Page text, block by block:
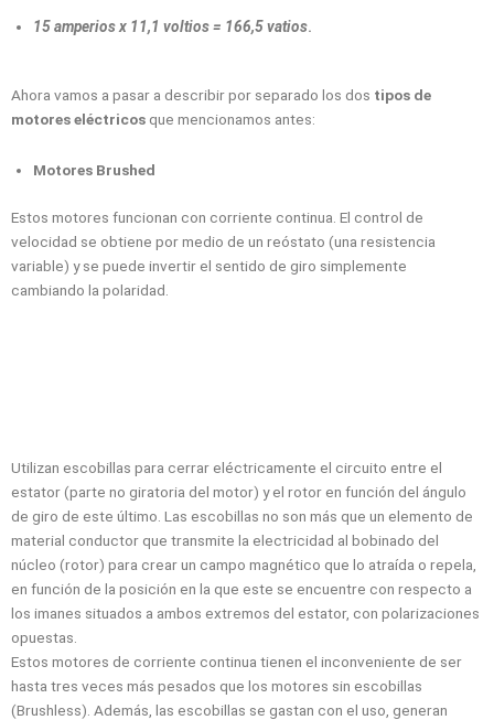
15 amperios x 11,1 voltios = 166,5 vatios.
Ahora vamos a pasar a describir por separado los dos tipos de
motores eléctricosque mencionamos antes:
Motores Brushed
Estos motores funcionan con corriente continua. El control de
velocidad se obtiene por medio de un reóstato (una resistencia
variable) y se puede invertir el sentido de giro simplemente
cambiando la polaridad.
Utilizan escobillas para cerrar eléctricamente el circuito entre el
estator (parte no giratoria del motor) y el rotor en función del ángulo
de giro de este último. Las escobillas no son más que un elemento de
material conductor que transmite la electricidad al bobinado del
núcleo (rotor) para crear un campo magnético que lo atraída o repela,
en función de la posición en la que este se encuentre con respecto a
los imanes situados a ambos extremos del estator, con polarizaciones
opuestas.
Estos motores de corriente continua tienen el inconveniente de ser
hasta tres veces más pesados que los motores sin escobillas
(Brushless). Además, las escobillas se gastan con el uso, generan